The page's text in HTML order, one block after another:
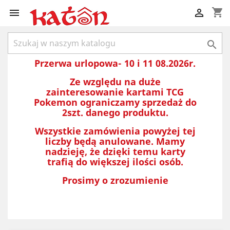
 shopping_cart


Przerwa urlopowa- 10 i 11 08.2026r.
Ze względu na duże
zainteresowanie kartami TCG
Pokemon ograniczamy sprzedaż do
2szt. danego produktu.
Wszystkie zamówienia powyżej tej
liczby będą anulowane. Mamy
nadzieję, że dzięki temu karty
trafią do większej ilości osób.
Prosimy o zrozumienie